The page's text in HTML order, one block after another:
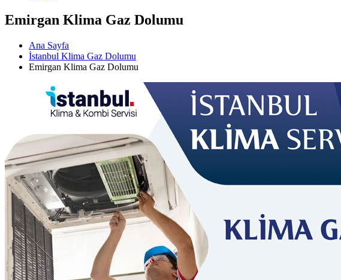
Emirgan Klima Gaz Dolumu
Ana Sayfa
İstanbul Klima Gaz Dolumu
Emirgan Klima Gaz Dolumu